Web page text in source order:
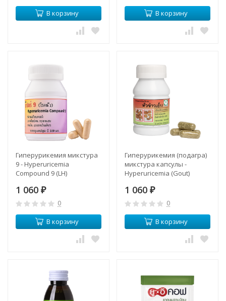
В корзину В корзину
Гиперурикемия микстура
9 - Hyperuricemia
Compound 9 (LH)
1 060 ₽
0
В корзину
Гиперурикемия (подагра)
микстура капсулы -
Hyperuricemia (Gout)
1 060 ₽
0
В корзину